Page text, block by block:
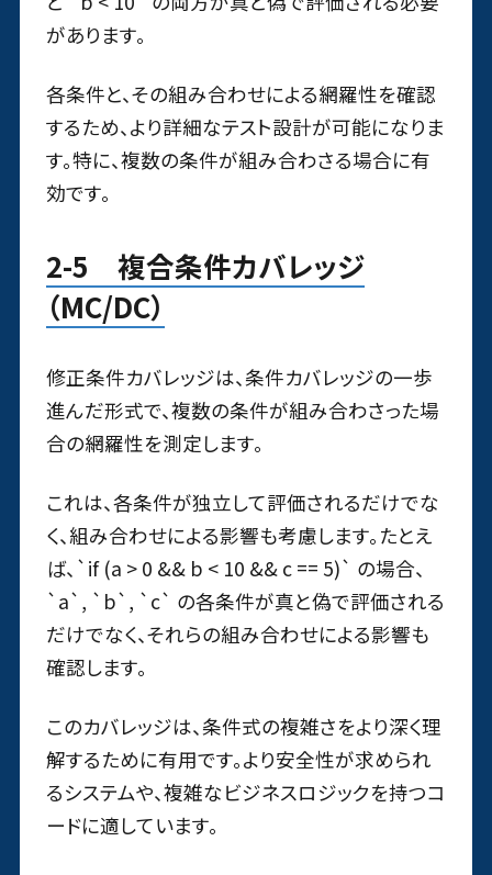
があります。
各条件と、その組み合わせによる網羅性を確認
するため、より詳細なテスト設計が可能になりま
す。特に、複数の条件が組み合わさる場合に有
効です。
2-5 複合条件カバレッジ
（MC/DC）
修正条件カバレッジは、条件カバレッジの一歩
進んだ形式で、複数の条件が組み合わさった場
合の網羅性を測定します。
これは、各条件が独立して評価されるだけでな
く、組み合わせによる影響も考慮します。たとえ
ば、`if (a > 0 && b < 10 && c == 5)` の場合、
`a`, `b`, `c` の各条件が真と偽で評価される
だけでなく、それらの組み合わせによる影響も
確認します。
このカバレッジは、条件式の複雑さをより深く理
解するために有用です。より安全性が求められ
るシステムや、複雑なビジネスロジックを持つコ
ードに適しています。